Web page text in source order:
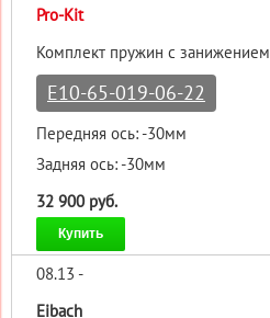
Pro-Kit
Комплект пружин с занижением
E10-65-019-06-22
Передняя ось: -30мм
Задняя ось: -30мм
32 900 руб.
Купить
08.13 -
Eibach